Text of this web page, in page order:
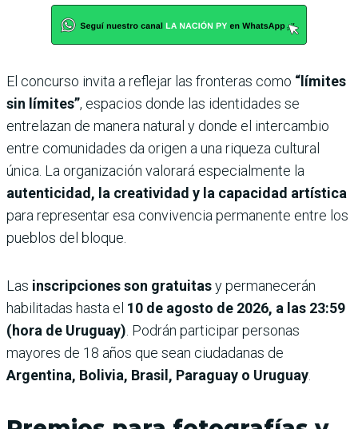
El concurso invita a reflejar las fronteras como “límites
sin límites”, espacios donde las identidades se
entrelazan de manera natural y donde el intercambio
entre comunidades da origen a una riqueza cultural
única. La organización valorará especialmente la
autenticidad, la creatividad y la capacidad artística
para representar esa convivencia permanente entre los
pueblos del bloque.
Las inscripciones son gratuitasy permanecerán
habilitadas hasta el 10 de agosto de 2026, a las 23:59
(hora de Uruguay). Podrán participar personas
mayores de 18 años que sean ciudadanas de
Argentina, Bolivia, Brasil, Paraguay o Uruguay.